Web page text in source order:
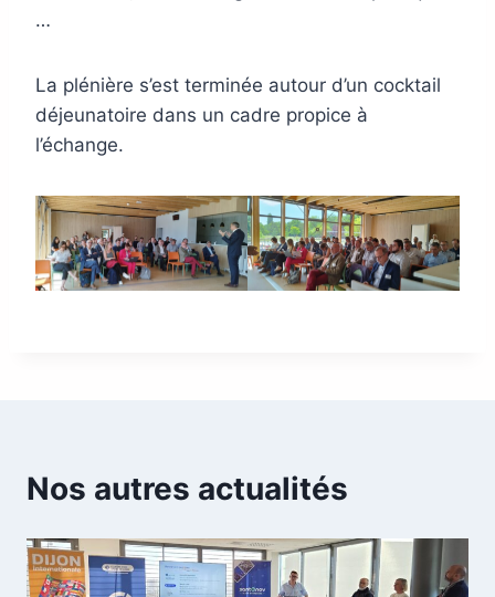
…
La plénière s’est terminée autour d’un cocktail
déjeunatoire dans un cadre propice à
l’échange.
Nos autres actualités